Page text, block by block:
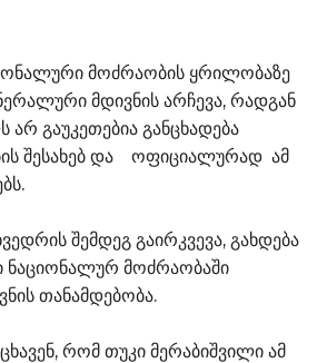
მოძრაობის ყრილობაზე
მდივნის არჩევა, რადგან
არ გაუკეთებია განცხადება
შესახებ და ოფიციალურად ამ
შემდეგ გაირკვევა, გახდება
ნაციონალურ მოძრაობაში
თანამდებობა.
რომ თუკი მერაბიშვილი ამ